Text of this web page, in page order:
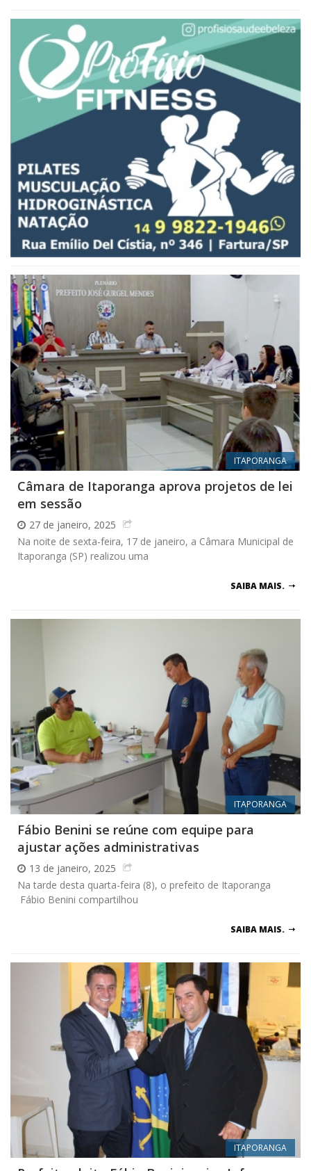
ITAPORANGA
Câmara de Itaporanga aprova projetos de lei
em sessão
27 de janeiro, 2025
Na noite de sexta-feira, 17 de janeiro, a Câmara Municipal de
Itaporanga (SP) realizou uma
SAIBA MAIS.
ITAPORANGA
Fábio Benini se reúne com equipe para
ajustar ações administrativas
13 de janeiro, 2025
Na tarde desta quarta-feira (8), o prefeito de Itaporanga
Fábio Benini compartilhou
SAIBA MAIS.
ITAPORANGA